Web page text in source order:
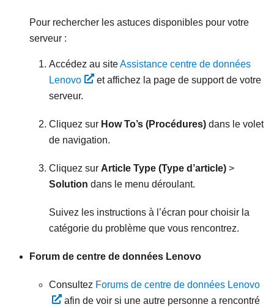
Pour rechercher les astuces disponibles pour votre
serveur :
Accédez au siteAssistance centre de données
Lenovo
et affichez la page de support de votre
serveur.
Cliquez sur How To’s (Procédures) dans le volet
de navigation.
Cliquez sur Article Type (Type d’article) >
Solution dans le menu déroulant.
Suivez les instructions à l’écran pour choisir la
catégorie du problème que vous rencontrez.
Forum de centre de données Lenovo
Consultez Forums de centre de données Lenovo
afin de voir si une autre personne a rencontré